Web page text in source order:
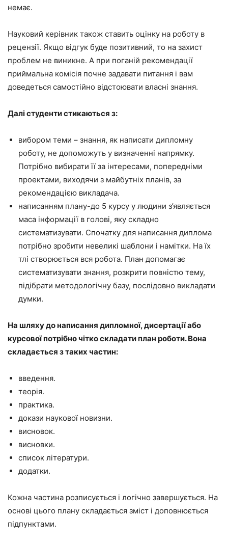
немає.
Науковий керівник також ставить оцінку на роботу в
рецензії. Якщо відгук буде позитивний, то на захист
проблем не виникне. А при поганій рекомендації
приймальна комісія почне задавати питання і вам
доведеться самостійно відстоювати власні знання.
Далі студенти стикаються з:
вибором теми – знання, як написати дипломну
роботу, не допоможуть у визначенні напрямку.
Потрібно вибирати її за інтересами, попередніми
проектами, виходячи з майбутніх планів, за
рекомендацією викладача.
написанням плану-до 5 курсу у людини з’являється
маса інформації в голові, яку складно
систематизувати. Спочатку для написання диплома
потрібно зробити невеликі шаблони і намітки. На їх
тлі створюється вся робота. План допомагає
систематизувати знання, розкрити повністю тему,
підібрати методологічну базу, послідовно викладати
думки.
На шляху до написання дипломної, дисертації або
курсової потрібно чітко складати план роботи. Вона
складається з таких частин:
введення.
теорія.
практика.
докази наукової новизни.
висновок.
висновки.
список літератури.
додатки.
Кожна частина розписується і логічно завершується. На
основі цього плану складається зміст і доповнюється
підпунктами.